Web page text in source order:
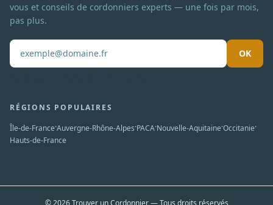
vous et conseils de cordonniers experts — une fois par mois,
pas plus.
OK
RÉGIONS POPULAIRES
Île-de-France·Auvergne-Rhône-Alpes·PACA·Nouvelle-Aquitaine·Occitanie·
Hauts-de-France
© 2026 Trouver un Cordonnier — Tous droits réservés